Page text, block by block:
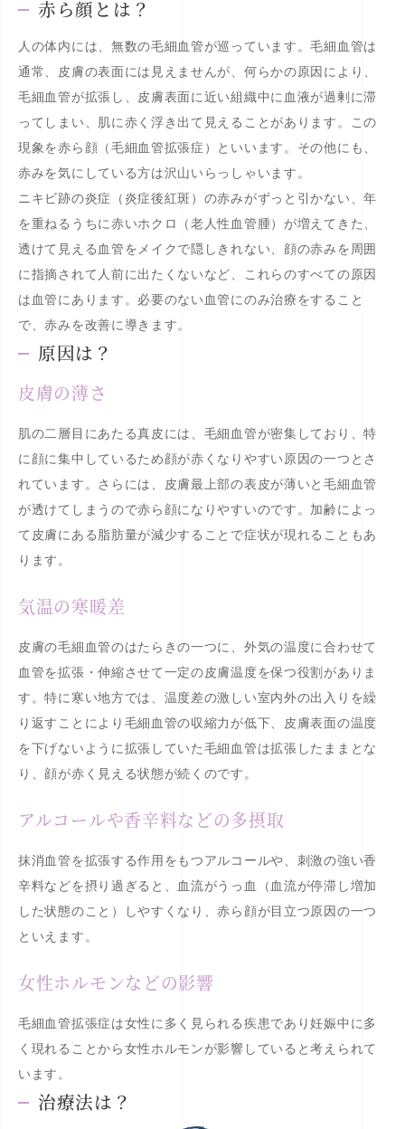
赤ら顔とは？
人の体内には、無数の毛細血管が巡っています。毛細血管は
通常、皮膚の表面には見えませんが、何らかの原因により、
毛細血管が拡張し、皮膚表面に近い組織中に血液が過剰に滞
ってしまい、肌に赤く浮き出て見えることがあります。この
現象を赤ら顔（毛細血管拡張症）といいます。その他にも、
赤みを気にしている方は沢山いらっしゃいます。
ニキビ跡の炎症（炎症後紅斑）の赤みがずっと引かない、年
を重ねるうちに赤いホクロ（老人性血管腫）が増えてきた、
透けて見える血管をメイクで隠しきれない、顔の赤みを周囲
に指摘されて人前に出たくないなど、これらのすべての原因
は血管にあります。必要のない血管にのみ治療をすること
で、赤みを改善に導きます。
原因は？
皮膚の薄さ
肌の二層目にあたる真皮には、毛細血管が密集しており、特
に顔に集中しているため顔が赤くなりやすい原因の一つとさ
れています。さらには、皮膚最上部の表皮が薄いと毛細血管
が透けてしまうので赤ら顔になりやすいのです。加齢によっ
て皮膚にある脂肪量が減少することで症状が現れることもあ
ります。
気温の寒暖差
皮膚の毛細血管のはたらきの一つに、外気の温度に合わせて
血管を拡張・伸縮させて一定の皮膚温度を保つ役割がありま
す。特に寒い地方では、温度差の激しい室内外の出入りを繰
り返すことにより毛細血管の収縮力が低下、皮膚表面の温度
を下げないように拡張していた毛細血管は拡張したままとな
り、顔が赤く見える状態が続くのです。
アルコールや香辛料などの多摂取
抹消血管を拡張する作用をもつアルコールや、刺激の強い香
辛料などを摂り過ぎると、血流がうっ血（血流が停滞し増加
した状態のこと）しやすくなり、赤ら顔が目立つ原因の一つ
といえます。
女性ホルモンなどの影響
毛細血管拡張症は女性に多く見られる疾患であり妊娠中に多
く現れることから女性ホルモンが影響していると考えられて
います。
治療法は？